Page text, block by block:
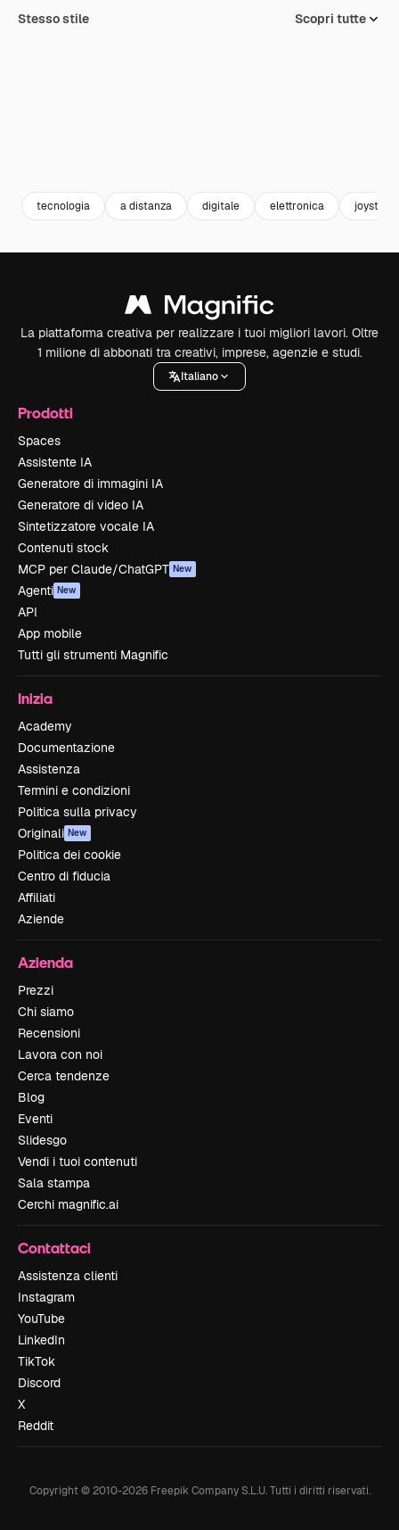
Stesso stile Scopri tutte
tecnologia a distanza digitale elettronica joystick
La piattaforma creativa per realizzare i tuoi migliori lavori. Oltre
1 milione di abbonati tra creativi, imprese, agenzie e studi.
Italiano
Prodotti
Spaces
Assistente IA
Generatore di immagini IA
Generatore di video IA
Sintetizzatore vocale IA
Contenuti stock
MCP per Claude/ChatGPT New
Agenti New
API
App mobile
Tutti gli strumenti Magnific
Inizia
Academy
Documentazione
Assistenza
Termini e condizioni
Politica sulla privacy
Originali New
Politica dei cookie
Centro di fiducia
Affiliati
Aziende
Azienda
Prezzi
Chi siamo
Recensioni
Lavora con noi
Cerca tendenze
Blog
Eventi
Slidesgo
Vendi i tuoi contenuti
Sala stampa
Cerchi magnific.ai
Contattaci
Assistenza clienti
Instagram
YouTube
LinkedIn
TikTok
Discord
X
Reddit
Copyright © 2010-2026Freepik Company S.L.U. Tutti i diritti riservati.